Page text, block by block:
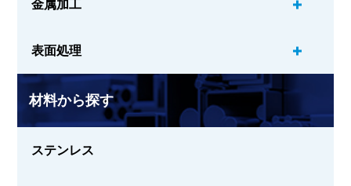
金属加工
表面処理
材料から探す
ステンレス